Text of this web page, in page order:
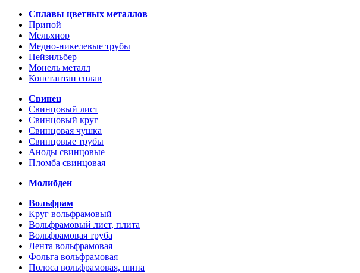
Сплавы цветных металлов
Припой
Мельхиор
Медно-никелевые трубы
Нейзильбер
Монель металл
Константан сплав
Свинец
Свинцовый лист
Свинцовый круг
Свинцовая чушка
Свинцовые трубы
Аноды свинцовые
Пломба свинцовая
Молибден
Вольфрам
Круг вольфрамовый
Вольфрамовый лист, плита
Вольфрамовая труба
Лента вольфрамовая
Фольга вольфрамовая
Полоса вольфрамовая, шина